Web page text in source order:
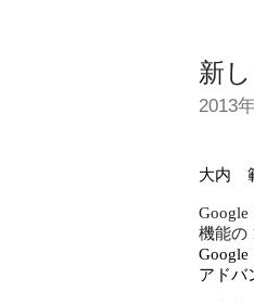
新
2013
大内　
Google
機能の
アドバ